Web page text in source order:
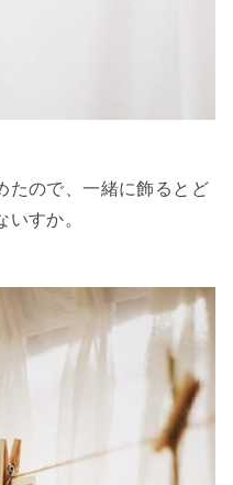
たので、一緒に飾るとど
すか。